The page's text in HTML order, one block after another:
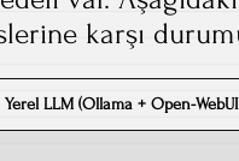
karşı
Yerel LLM (Ollama + Open-